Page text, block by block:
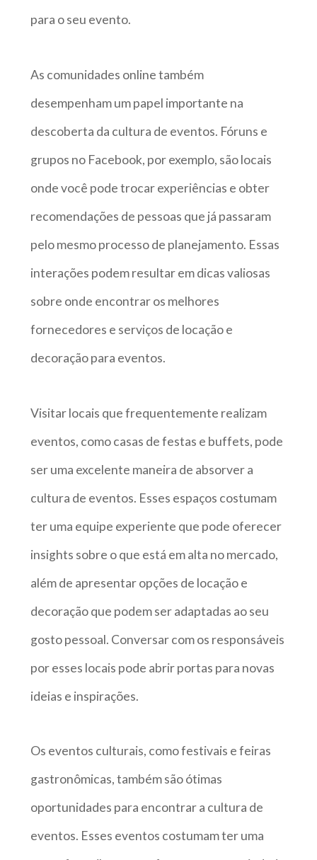
para o seu evento.
As comunidades online também
desempenham um papel importante na
descoberta da cultura de eventos. Fóruns e
grupos no Facebook, por exemplo, são locais
onde você pode trocar experiências e obter
recomendações de pessoas que já passaram
pelo mesmo processo de planejamento. Essas
interações podem resultar em dicas valiosas
sobre onde encontrar os melhores
fornecedores e serviços de locação e
decoração para eventos.
Visitar locais que frequentemente realizam
eventos, como casas de festas e buffets, pode
ser uma excelente maneira de absorver a
cultura de eventos. Esses espaços costumam
ter uma equipe experiente que pode oferecer
insights sobre o que está em alta no mercado,
além de apresentar opções de locação e
decoração que podem ser adaptadas ao seu
gosto pessoal. Conversar com os responsáveis
por esses locais pode abrir portas para novas
ideias e inspirações.
Os eventos culturais, como festivais e feiras
gastronômicas, também são ótimas
oportunidades para encontrar a cultura de
eventos. Esses eventos costumam ter uma